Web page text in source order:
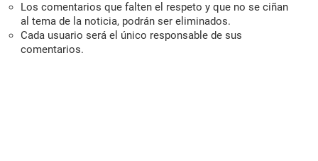
Los comentarios que falten el respeto y que no se ciñan
al tema de la noticia, podrán ser eliminados.
Cada usuario será el único responsable de sus
comentarios.